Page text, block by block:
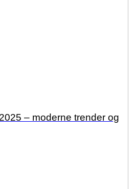
– moderne trender og